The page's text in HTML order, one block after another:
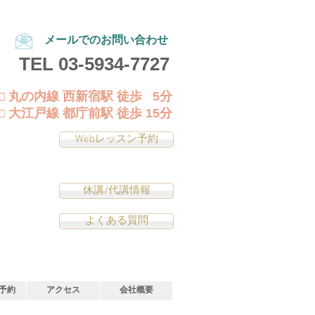
メールでのお問い合わせ
TEL 03-5934-7727
丸の内線 西新宿駅 徒歩 5分
大江戸線 都庁前駅 徒歩 15分
Webレッスン予約
休講/代講情報
よくある質問
約 アクセス 会社概要